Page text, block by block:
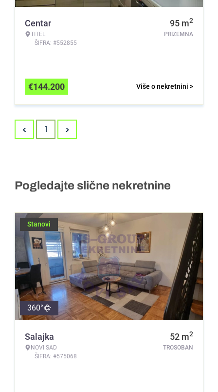
Centar
TITEL
ŠIFRA: #552855
95 m2
PRIZEMNA
Više o nekretnini >
€144.200
< 1 >
Pogledajte slične nekretnine
Stanovi
360°
Salajka
NOVI SAD
ŠIFRA: #575068
52 m2
TROSOBAN